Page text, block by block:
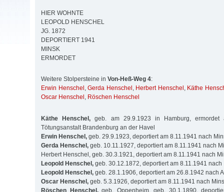
HIER WOHNTE
LEOPOLD HENSCHEL
JG. 1872
DEPORTIERT 1941
MINSK
ERMORDET
Weitere Stolpersteine in Von-Heß-Weg 4:
Erwin Henschel ,Gerda Henschel , Herbert Henschel , Käthe
Oscar Henschel , Röschen Henschel
Käthe Henschel, geb. am 29.9.1923 in Hamburg,
Tötungsanstalt Brandenburg an der Havel
Erwin Henschel, geb. 29.9.1923, deportiert am 8.11.1941 nach
Gerda Henschel, geb. 10.11.1927, deportiert am 8.11.1941 nach
Herbert Henschel, geb. 30.3.1921, deportiert am 8.11.1941 nach
Leopold Henschel, geb. 30.12.1872, deportiert am 8.11.1941 nach
Leopold Henschel, geb. 28.1.1906, deportiert am 26.8.1942 nach
Oscar Henschel, geb. 5.3.1926, deportiert am 8.11.1941 nach
Röschen Henschel,geb. Oppenheim, geb. 30.1.1890,